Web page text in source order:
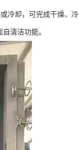
冷却，可完成干燥、冷
清洁功能。